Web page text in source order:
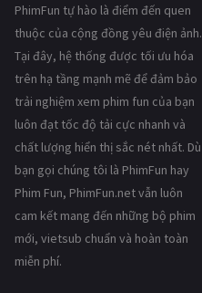
PhimFun tự hào là điểm đến quen
thuộc của cộng đồng yêu điện ảnh.
Tại đây, hệ thống được tối ưu hóa
trên hạ tầng mạnh mẽ để đảm bảo
trải nghiệm xem phim fun của bạn
luôn đạt tốc độ tải cực nhanh và
chất lượng hiển thị sắc nét nhất. Dù
bạn gọi chúng tôi là PhimFun hay
Phim Fun, PhimFun.net vẫn luôn
cam kết mang đến những bộ phim
mới, vietsub chuẩn và hoàn toàn
miễn phí.